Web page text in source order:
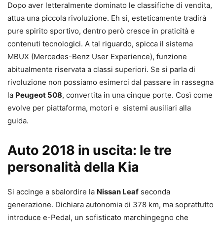
Dopo aver letteralmente dominato le classifiche di vendita,
attua una piccola rivoluzione. Eh sì, esteticamente tradirà
pure spirito sportivo, dentro però cresce in praticità e
contenuti tecnologici. A tal riguardo, spicca il sistema
MBUX (Mercedes-Benz User Experience), funzione
abitualmente riservata a classi superiori. Se si parla di
rivoluzione non possiamo esimerci dal passare in rassegna
la Peugeot 508, convertita in una cinque porte. Così come
evolve per piattaforma, motori e sistemi ausiliari alla
guida.
Auto 2018 in uscita: le tre
personalità della Kia
Si accinge a sbalordire la Nissan Leaf seconda
generazione. Dichiara autonomia di 378 km, ma soprattutto
introduce e-Pedal, un sofisticato marchingegno che